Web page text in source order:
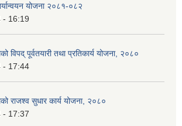
योजना २०८१-०८२
- 16:19
विपद् पूर्वतयारी तथा प्रतिकार्य योजना, २०८०
- 17:44
राजश्व सुधार कार्य योजना, २०८०
- 17:37